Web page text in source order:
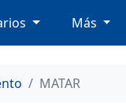
Más
MATAR